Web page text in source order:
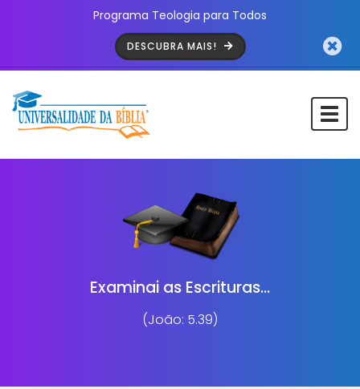
Programa Teologia para Todos
DESCUBRA MAIS!
Examinai as Escrituras...
(João: 5.39)